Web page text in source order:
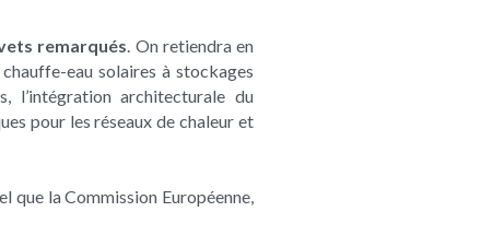
remarqués. On retiendra en
eau solaires à stockages
l’intégration architecturale du
pour les réseaux de chaleur et
que la Commission Européenne,